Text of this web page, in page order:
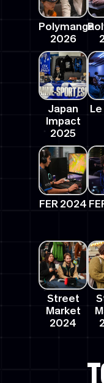
Polymanga
2026
Japan
Impact
2025
FER 2024
Street
Market
2024